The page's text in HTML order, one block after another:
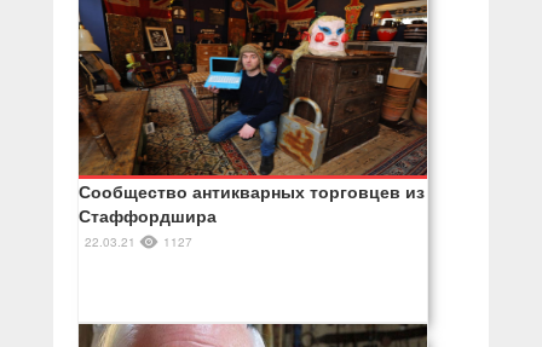
Сообщество антикварных торговцев из
Стаффордшира
22.03.21 1127